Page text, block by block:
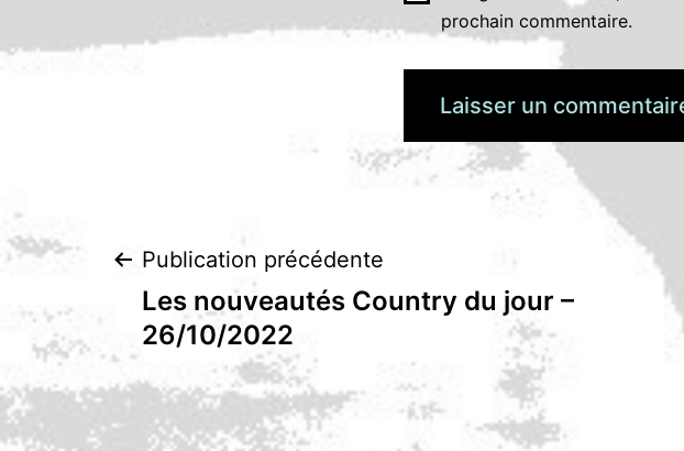
prochain commentaire.
Navigation
de
l’article
Publication précédente
Les nouveautés Country du jour –
26/10/2022